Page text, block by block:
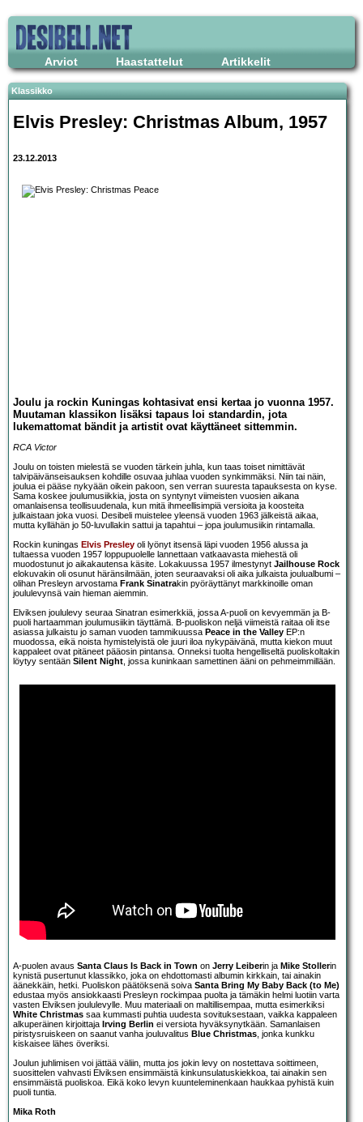
Arviot Haastattelut Artikkelit
Klassikko
Elvis Presley: Christmas Album, 1957
23.12.2013
Joulu ja rockin Kuningas kohtasivat ensi kertaa jo vuonna 1957.
Muutaman klassikon lisäksi tapaus loi standardin, jota
lukemattomat bändit ja artistit ovat käyttäneet sittemmin.
RCA Victor
Joulu on toisten mielestä se vuoden tärkein juhla, kun taas toiset nimittävät
talvipäivänseisauksen kohdille osuvaa juhlaa vuoden synkimmäksi. Niin tai näin,
joulua ei pääse nykyään oikein pakoon, sen verran suuresta tapauksesta on kyse.
Sama koskee joulumusiikkia, josta on syntynyt viimeisten vuosien aikana
omanlaisensa teollisuudenala, kun mitä ihmeellisimpiä versioita ja koosteita
julkaistaan joka vuosi. Desibeli muistelee yleensä vuoden 1963 jälkeistä aikaa,
mutta kyllähän jo 50-luvullakin sattui ja tapahtui – jopa joulumusiikin rintamalla.
Rockin kuningas Elvis Presley oli lyönyt itsensä läpi vuoden 1956 alussa ja
tultaessa vuoden 1957 loppupuolelle lannettaan vatkaavasta miehestä oli
muodostunut jo aikakautensa käsite. Lokakuussa 1957 ilmestynyt Jailhouse Rock
elokuvakin oli osunut häränsilmään, joten seuraavaksi oli aika julkaista joulualbumi –
olihan Presleyn arvostama Frank Sinatrakin pyöräyttänyt markkinoille oman
joululevynsä vain hieman aiemmin.
Elviksen joululevy seuraa Sinatran esimerkkiä, jossa A-puoli on kevyemmän ja B-
puoli hartaamman joulumusiikin täyttämä. B-puoliskon neljä viimeistä raitaa oli itse
asiassa julkaistu jo saman vuoden tammikuussa Peace in the Valley EP:n
muodossa, eikä noista hymistelyistä ole juuri iloa nykypäivänä, mutta kiekon muut
kappaleet ovat pitäneet pääosin pintansa. Onneksi tuolta hengelliseltä puoliskoltakin
löytyy sentään Silent Night, jossa kuninkaan samettinen ääni on pehmeimmillään.
A-puolen avaus Santa Claus Is Back in Town on Jerry Leiberin ja Mike Stollerin
kynistä pusertunut klassikko, joka on ehdottomasti albumin kirkkain, tai ainakin
äänekkäin, hetki. Puoliskon päätöksenä soiva Santa Bring My Baby Back (to Me)
edustaa myös ansiokkaasti Presleyn rockimpaa puolta ja tämäkin helmi luotiin varta
vasten Elviksen joululevylle. Muu materiaali on maltillisempaa, mutta esimerkiksi
White Christmas saa kummasti puhtia uudesta sovituksestaan, vaikka kappaleen
alkuperäinen kirjoittaja Irving Berlin ei versiota hyväksynytkään. Samanlaisen
piristysruiskeen on saanut vanha jouluvalitus Blue Christmas, jonka kunkku
kiskaisee lähes överiksi.
Joulun juhlimisen voi jättää väliin, mutta jos jokin levy on nostettava soittimeen,
suosittelen vahvasti Elviksen ensimmäistä kinkunsulatuskiekkoa, tai ainakin sen
ensimmäistä puoliskoa. Eikä koko levyn kuunteleminenkaan haukkaa pyhistä kuin
puoli tuntia.
Mika Roth